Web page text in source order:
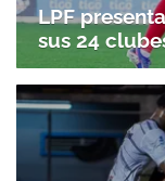
LPF
sus 24